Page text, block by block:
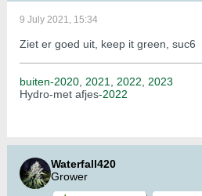
9 July 2021, 15:34
Ziet er goed uit, keep it green, suc6
buiten-2020 2021 2022
2023
Hydro-met afjes-2022
Waterfall420
Grower